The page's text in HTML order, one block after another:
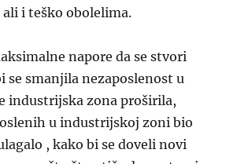
i teško obolelima.
napore da se stvori
se smanjila nezaposlenost u
industrijska zona proširila,
u industrijskoj zoni bio
, kako bi se doveli novi